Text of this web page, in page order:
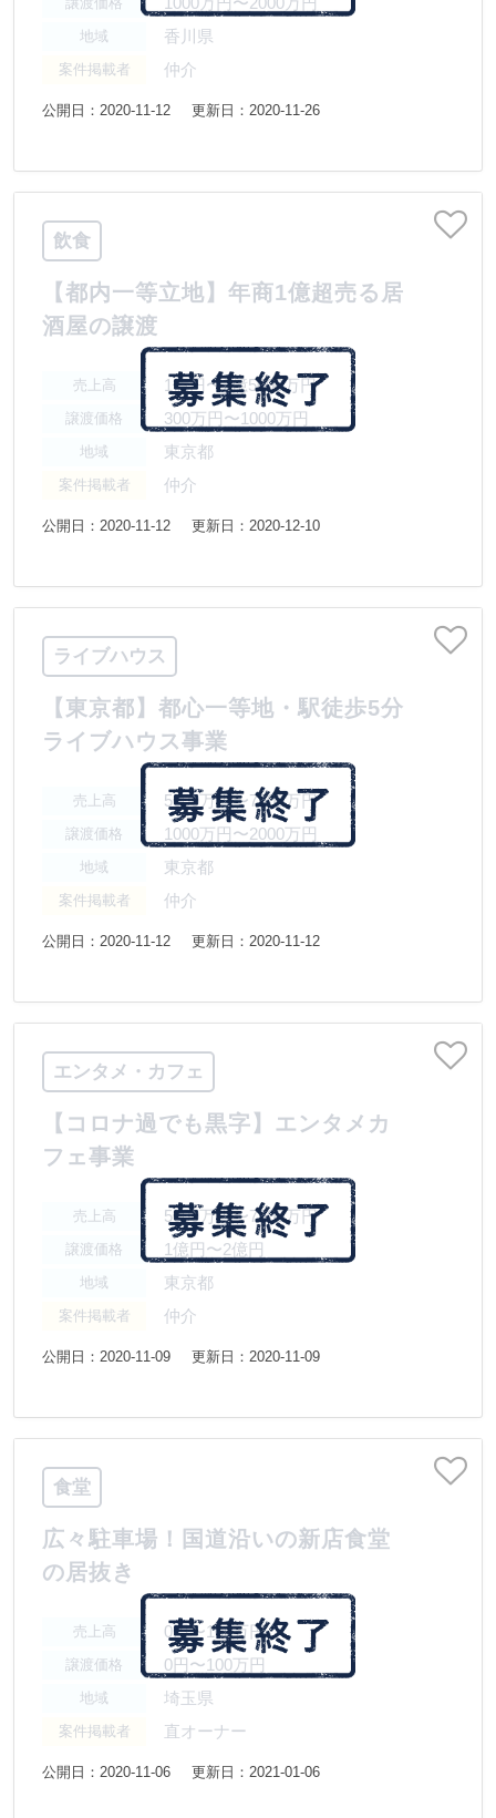
地域 香川県
案件掲載者 仲介
公開日：2020-11-12 更新日：2020-11-26
飲食
【都内一等立地】年商1億超売る居
酒屋の譲渡
売上高 1億円〜2億5000万円
譲渡価格 300万円〜1000万円
地域 東京都
案件掲載者 仲介
公開日：2020-11-12 更新日：2020-12-10
ライブハウス
【東京都】都心一等地・駅徒歩5分
ライブハウス事業
売上高 5000万円〜7500万円
譲渡価格 1000万円〜2000万円
地域 東京都
案件掲載者 仲介
公開日：2020-11-12 更新日：2020-11-12
エンタメ・カフェ
【コロナ過でも黒字】エンタメカ
フェ事業
売上高 5000万円〜7500万円
譲渡価格 1億円〜2億円
地域 東京都
案件掲載者 仲介
公開日：2020-11-09 更新日：2020-11-09
食堂
広々駐車場！国道沿いの新店食堂
の居抜き
売上高 0円〜100万円
譲渡価格 0円〜100万円
地域 埼玉県
案件掲載者 直オーナー
公開日：2020-11-06 更新日：2021-01-06